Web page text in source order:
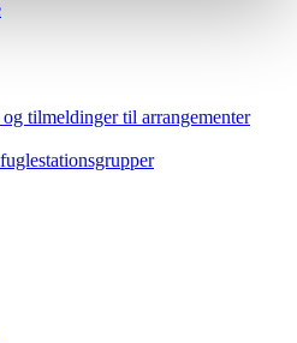
tilmeldinger til arrangementer